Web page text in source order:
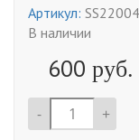
Артикул: SS22004
В наличии
600 руб.
- +